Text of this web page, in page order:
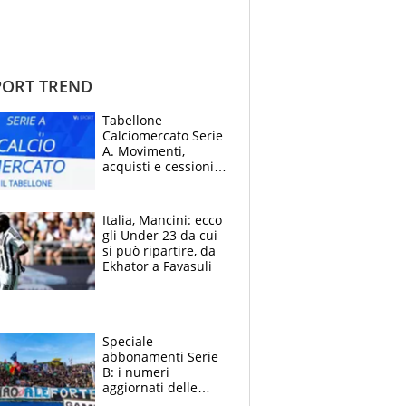
TREND
Tabellone
Calciomercato Serie
A. Movimenti,
acquisti e cessioni:
Italia, Mancini: ecco
gli Under 23 da cui
si può ripartire, da
Ekhator a Favasuli
Speciale
abbonamenti Serie
B: i numeri
aggiornati delle